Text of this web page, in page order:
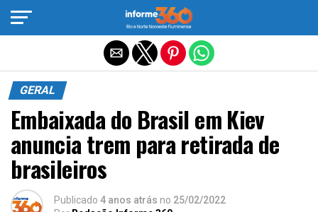
GERAL
Embaixada do Brasil em Kiev
anuncia trem para retirada de
brasileiros
Publicado 4 anos atrás no 25/02/2022
Sair da versão mobile